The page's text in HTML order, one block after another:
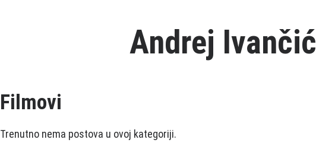
Andrej Ivančić
Filmovi
Trenutno nema postova u ovoj kategoriji.